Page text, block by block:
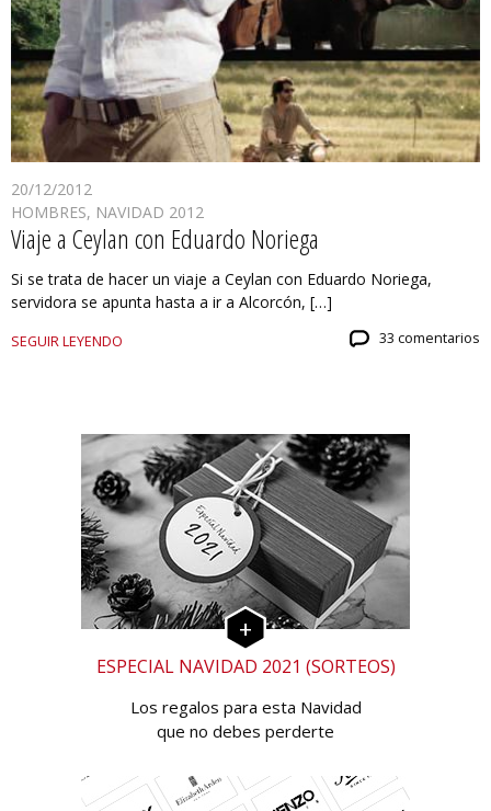
20/12/2012
HOMBRES, NAVIDAD 2012
Viaje a Ceylan con Eduardo Noriega
Si se trata de hacer un viaje a Ceylan con Eduardo Noriega,
servidora se apunta hasta a ir a Alcorcón, […]
SEGUIR LEYENDO 33 comentarios
ESPECIAL NAVIDAD 2021 (SORTEOS)
Los regalos para esta Navidad
que no debes perderte